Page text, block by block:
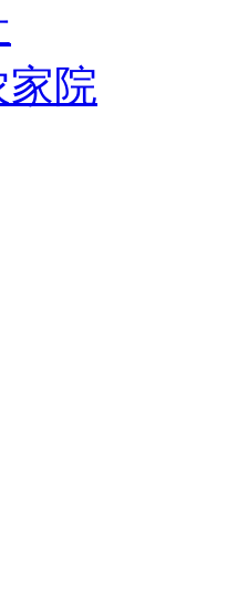
院